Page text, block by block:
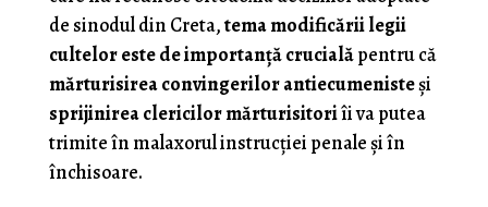
de sinodul din Creta,tema modificării legii
cultelor este de importanţă crucialăpentru că
mărturisirea convingerilor antiecumenisteşi
sprijinirea clericilor mărturisitoriîi va putea
trimite în malaxorul instrucţiei penale şi în
închisoare.